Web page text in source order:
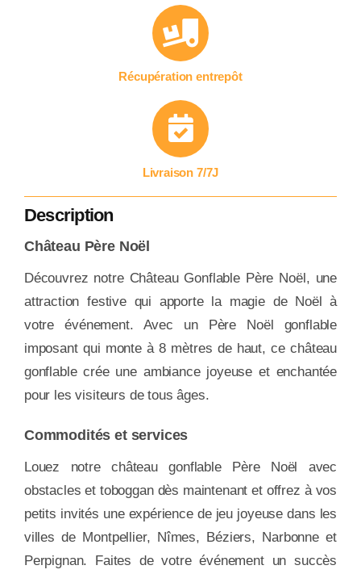
Récupération entrepôt
Livraison 7/7J
Description
Château Père Noël
Découvrez notre Château Gonflable Père Noël, une
attraction festive qui apporte la magie de Noël à
votre événement. Avec un Père Noël gonflable
imposant qui monte à 8 mètres de haut, ce château
gonflable crée une ambiance joyeuse et enchantée
pour les visiteurs de tous âges.
Commodités et services
Louez notre château gonflable Père Noël avec
obstacles et toboggan dès maintenant et offrez à vos
petits invités une expérience de jeu joyeuse dans les
villes de Montpellier, Nîmes, Béziers, Narbonne et
Perpignan. Faites de votre événement un succès